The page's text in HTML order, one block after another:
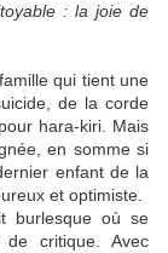
: la joie de
qui tient une
de la corde
hara-kiri. Mais
en somme si
enfant de la
et optimiste.
burlesque où se
critique. Avec